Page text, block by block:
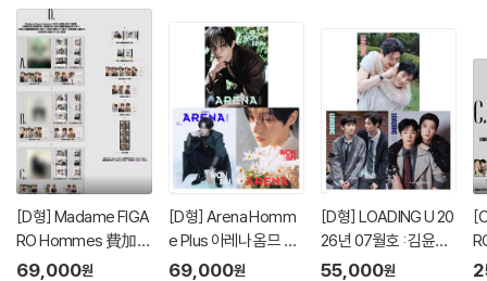
[D형] Madame FIGA
RO Hommes 費加
羅男士 마담 피가로 옴
69,000원
[D형] Arena Homm
e Plus 아레나 옴므 플
러스 중국 2026년 05
69,000원
[D형] LOADING U 20
26년 07월호 : 김윤식
&박시우 커버 (A형 잡
55,000원